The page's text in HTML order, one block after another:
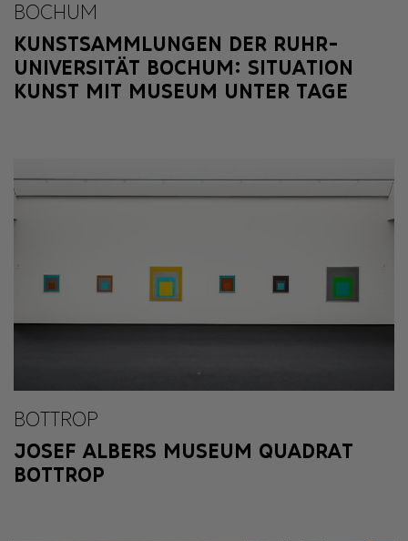
BOCHUM
KUNSTSAMMLUNGEN DER RUHR-
UNIVERSITÄT BOCHUM: SITUATION
KUNST MIT MUSEUM UNTER TAGE
BOTTROP
JOSEF ALBERS MUSEUM QUADRAT
BOTTROP